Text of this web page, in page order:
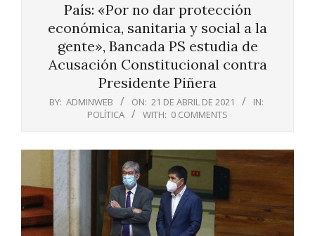
País: «Por no dar protección
económica, sanitaria y social a la
gente», Bancada PS estudia de
Acusación Constitucional contra
Presidente Piñera
BY: ADMINWEB ON: 21 DE ABRIL DE 2021
IN:
POLÍTICA
WITH: 0 COMMENTS